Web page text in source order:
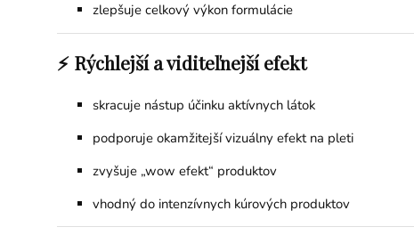
zlepšuje celkový výkon formulácie
⚡ Rýchlejší a viditeľnejší efekt
skracuje nástup účinku aktívnych látok
podporuje okamžitejší vizuálny efekt na pleti
zvyšuje „wow efekt“ produktov
vhodný do intenzívnych kúrových produktov